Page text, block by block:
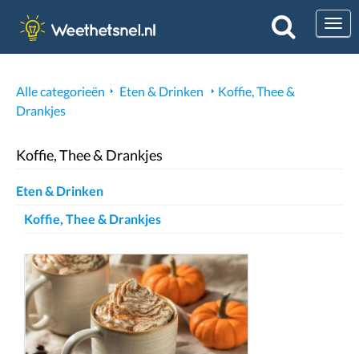
Alle categorieën Eten & Drinken
Koffie, Thee &
Drankjes
Koffie, Thee & Drankjes
Eten & Drinken
Koffie, Thee & Drankjes